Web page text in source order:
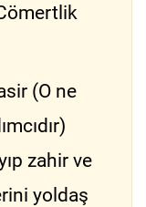
(O ne
zahir ve
yoldaş